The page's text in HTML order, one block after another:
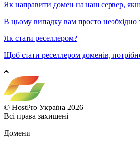
Як направити домен на наш сервер,
В цьому випадку вам просто необхідно
Як стати реселлером?
Щоб стати реселлером доменів,
© HostPro Україна 2026
Всі права захищені
Домени